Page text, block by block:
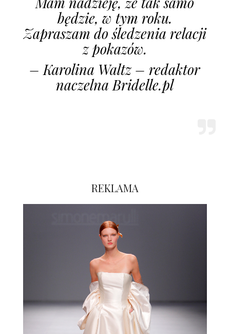
będzie, w tym roku.
Zapraszam do śledzenia relacji
z pokazów.
– Karolina Waltz – redaktor
naczelna Bridelle.pl
REKLAMA